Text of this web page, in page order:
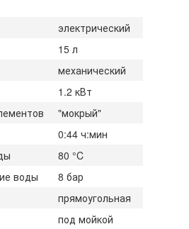
электрический
15 л
механический
1.2 кВт
"мокрый"
0:44 ч:мин
80 °C
воды
8 бар
прямоугольная
под мойкой